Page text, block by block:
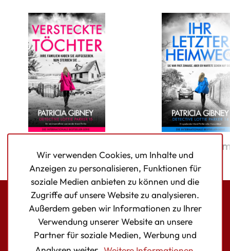
Ihr letzter
FacebookInstagram
Twitter
Wir verwenden Cookies, um Inhalte und
Anzeigen zu personalisieren, Funktionen für
soziale Medien anbieten zu können und die
Zugriffe auf unsere Website zu analysieren.
Außerdem geben wir Informationen zu Ihrer
Verwendung unserer Website an unsere
Partner für soziale Medien, Werbung und